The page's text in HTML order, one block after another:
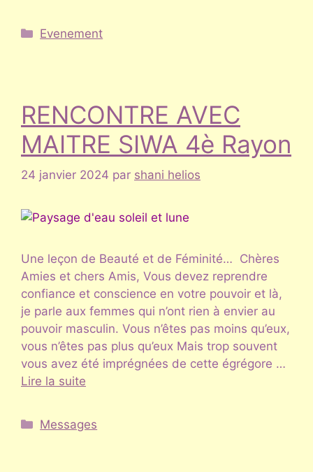
Catégories
Evenement
RENCONTRE AVEC
MAITRE SIWA 4è Rayon
24 janvier 2024 par shani helios
Une leçon de Beauté et de Féminité… Chères
Amies et chers Amis, Vous devez reprendre
confiance et conscience en votre pouvoir et là,
je parle aux femmes qui n’ont rien à envier au
pouvoir masculin. Vous n’êtes pas moins qu’eux,
vous n’êtes pas plus qu’eux Mais trop souvent
vous avez été imprégnées de cette égrégore …
Lire la suite
Catégories
Messages